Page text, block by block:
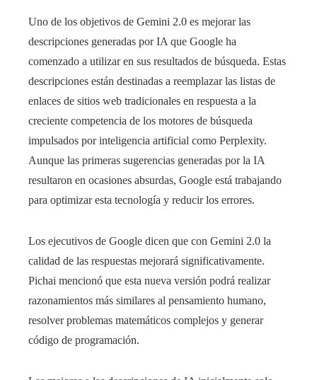
Uno de los objetivos de Gemini 2.0 es mejorar las
descripciones generadas por IA que Google ha
comenzado a utilizar en sus resultados de búsqueda. Estas
descripciones están destinadas a reemplazar las listas de
enlaces de sitios web tradicionales en respuesta a la
creciente competencia de los motores de búsqueda
impulsados ​​por inteligencia artificial como Perplexity.
Aunque las primeras sugerencias generadas por la IA
resultaron en ocasiones absurdas, Google está trabajando
para optimizar esta tecnología y reducir los errores.
Los ejecutivos de Google dicen que con Gemini 2.0 la
calidad de las respuestas mejorará significativamente.
Pichai mencionó que esta nueva versión podrá realizar
razonamientos más similares al pensamiento humano,
resolver problemas matemáticos complejos y generar
código de programación.